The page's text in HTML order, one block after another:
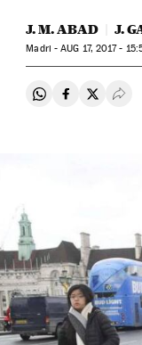
J. M. ABAD J.
Madri -AUG 17, 2017 -
Compartir en
Compartir